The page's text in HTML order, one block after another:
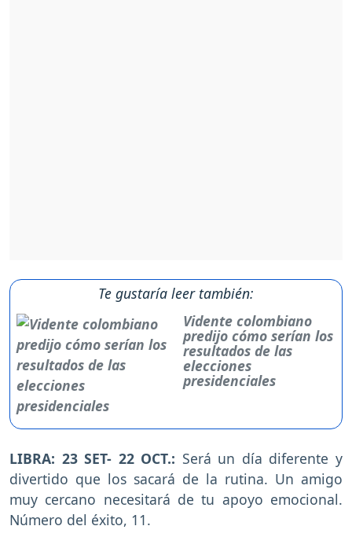
Te gustaría leer también:
Vidente colombiano
predijo cómo serían los
resultados de las
elecciones
presidenciales
LIBRA: 23 SET- 22 OCT.: Será un día diferente y
divertido que los sacará de la rutina. Un amigo
muy cercano necesitará de tu apoyo emocional.
Número del éxito, 11.